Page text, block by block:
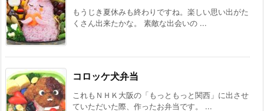
もうじき夏休みも終わりですね。楽しい思い出がた
くさん出来たかな。 素敵な出会いの ...
コロッケ犬弁当
これもＮＨＫ大阪の「もっともっと関西」に出させ
ていただいた際、作ったお弁当です。 ...